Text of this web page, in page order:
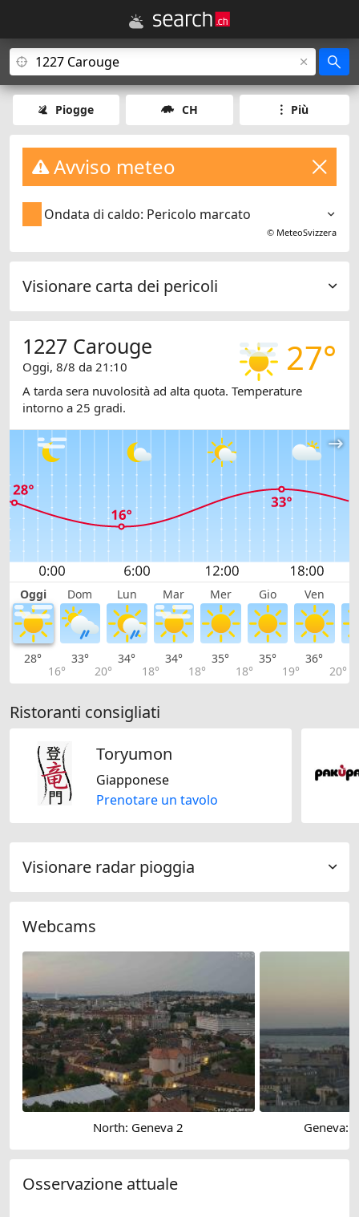
Piogge CH Più
Avviso meteo
Ondata di caldo: Pericolo marcato
© MeteoSvizzera
Visionare carta dei pericoli
27°
1227 Carouge
Oggi, 8/8 da 21:10
A tarda sera nuvolosità ad alta quota. Temperature
intorno a 25 gradi.
Oggi Dom Lun Mar Mer Gio Ven
28°
16°
33°
20°
34°
18°
34°
18°
35°
18°
35°
19°
36°
20°
Ristoranti consigliati
Toryumon
Giapponese
Prenotare un tavolo
Visionare radar pioggia
Webcams
North: Geneva 2 Geneva:
Osservazione attuale